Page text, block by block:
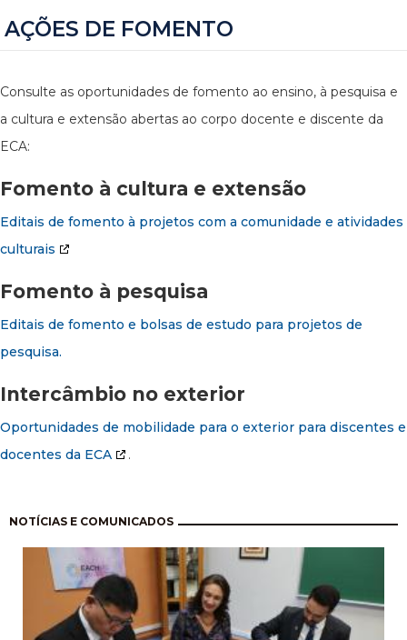
AÇÕES DE FOMENTO
Consulte as oportunidades de fomento ao ensino, à pesquisa e
a cultura e extensão abertas ao corpo docente e discente da
ECA:
Fomento à cultura e extensão
Editais de fomento à projetos com a comunidade e atividades
culturais
Fomento à pesquisa
Editais de fomento e bolsas de estudo para projetos de
pesquisa.
Intercâmbio no exterior
Oportunidades de mobilidade para o exterior para discentes e
docentes da ECA
.
NOTÍCIAS E COMUNICADOS
Paginação